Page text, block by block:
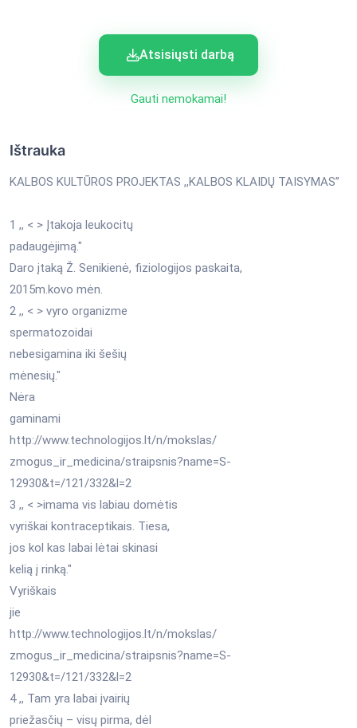
Atsisiųsti darbą
Gauti nemokamai!
Ištrauka
KALBOS KULTŪROS PROJEKTAS ,,KALBOS KLAIDŲ TAISYMAS”
1 ,, < > Įtakoja leukocitų
padaugėjimą."
Daro įtaką Ž. Senikienė, fiziologijos paskaita,
2015m.kovo mėn.
2 ,, < > vyro organizme
spermatozoidai
nebesigamina iki šešių
mėnesių."
Nėra
gaminami
http://www.technologijos.lt/n/mokslas/
zmogus_ir_medicina/straipsnis?name=S-
12930&t=/121/332&l=2
3 ,, < >imama vis labiau domėtis
vyriškai kontraceptikais. Tiesa,
jos kol kas labai lėtai skinasi
kelią į rinką."
Vyriškais
jie
http://www.technologijos.lt/n/mokslas/
zmogus_ir_medicina/straipsnis?name=S-
12930&t=/121/332&l=2
4 ,, Tam yra labai įvairių
priežasčių – visų pirma, dėl